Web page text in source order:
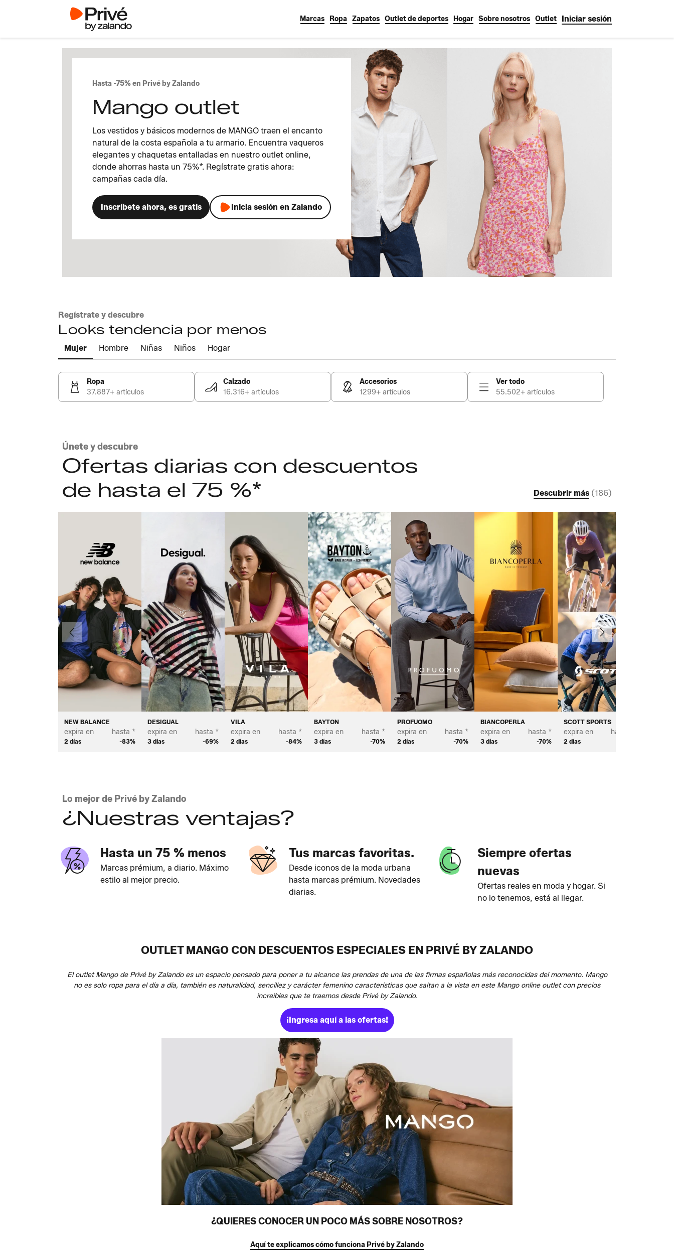
Marcas Ropa Zapatos Outlet de deportes Hogar Sobre nosotros Outlet Iniciar sesión
Hasta -75% en Privé by Zalando
Mango outlet
Los vestidos y básicos modernos de MANGO traen el encanto
natural de la costa española a tu armario. Encuentra vaqueros
elegantes y chaquetas entalladas en nuestro outlet online,
donde ahorras hasta un 75%*. Regístrate gratis ahora:
campañas cada día.
Inscríbete ahora, es gratis Inicia sesión en Zalando
Regístrate y descubre
Looks tendencia por menos
Mujer Hombre Niñas Niños Hogar
Ropa
37.887+ artículos
Calzado
16.316+ artículos
Accesorios
1299+ artículos
Ver todo
55.502+ artículos
Únete y descubre
Ofertas diarias con descuentos
de hasta el 75 %*
Descubrir más (186)
NEW BALANCE
expira en
2 días
hasta *
-83%
DESIGUAL
expira en
3 días
hasta *
-69%
VILA
expira en
2 días
hasta *
-84%
BAYTON
expira en
3 días
hasta *
-70%
PROFUOMO
expira en
2 días
hasta *
-70%
BIANCOPERLA
expira en
3 días
hasta *
-70%
SCOTT SPORTS
expira en
2 días
hasta *
Anteriormente Continuar
Lo mejor de Privé by Zalando
¿Nuestras ventajas?
Hasta un 75 % menos
Marcas prémium, a diario. Máximo
estilo al mejor precio.
Tus marcas favoritas.
Desde iconos de la moda urbana
hasta marcas prémium. Novedades
diarias.
Siempre ofertas
nuevas
Ofertas reales en moda y hogar. Si
no lo tenemos, está al llegar.
OUTLET MANGO CON DESCUENTOS ESPECIALES EN PRIVÉ BY ZALANDO
El outlet Mango de Privé by Zalando es un espacio pensado para poner a tu alcance las prendas de una de las firmas españolas más reconocidas del momento. Mango
no es solo ropa para el día a día, también es naturalidad, sencillez y carácter femenino características que saltan a la vista en este Mango online outlet con precios
increibles que te traemos desde Privé by Zalando.
¡Ingresa aquí a las ofertas!
¿QUIERES CONOCER UN POCO MÁS SOBRE NOSOTROS?
Aquí te explicamos cómo funciona Privé by Zalando